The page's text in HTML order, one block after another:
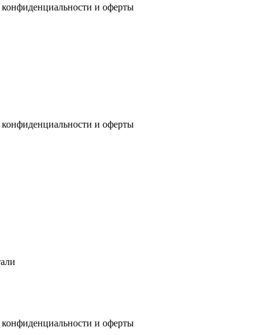
и оферты
и оферты
и оферты